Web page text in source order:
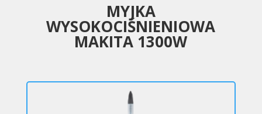
MYJKA
WYSOKOCIŚNIENIOWA
MAKITA 1300W